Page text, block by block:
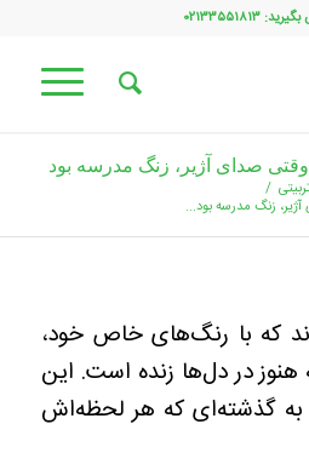
۰۲۱۳۳۵۵۱۸۱۳
صدای آژیر، زنگ مدرسه بود
/
زنگ مدرسه بود...
که با رنگ‌های خاص خود،
هنوز در دل‌ها زنده است. این
به گذشته‌ای که هر لحظه‌اش